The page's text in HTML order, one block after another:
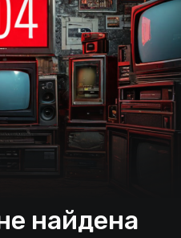
найдена